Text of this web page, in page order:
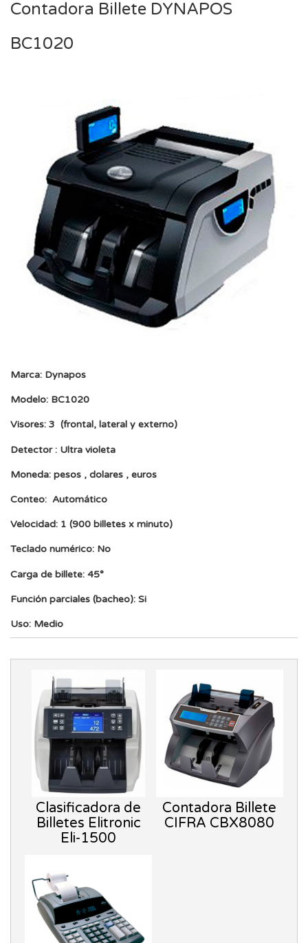
Contadora Billete DYNAPOS
BC1020
Marca: Dynapos
Modelo: BC1020
Visores: 3 (frontal, lateral y externo)
Detector : Ultra violeta
Moneda: pesos , dolares , euros
Conteo: Automático
Velocidad: 1 (900 billetes x minuto)
Teclado numérico: No
Carga de billete: 45°
Función parciales (bacheo): Si
Uso: Medio
Clasificadora de
Billetes Elitronic
Eli-1500
Contadora Billete
CIFRA CBX8080